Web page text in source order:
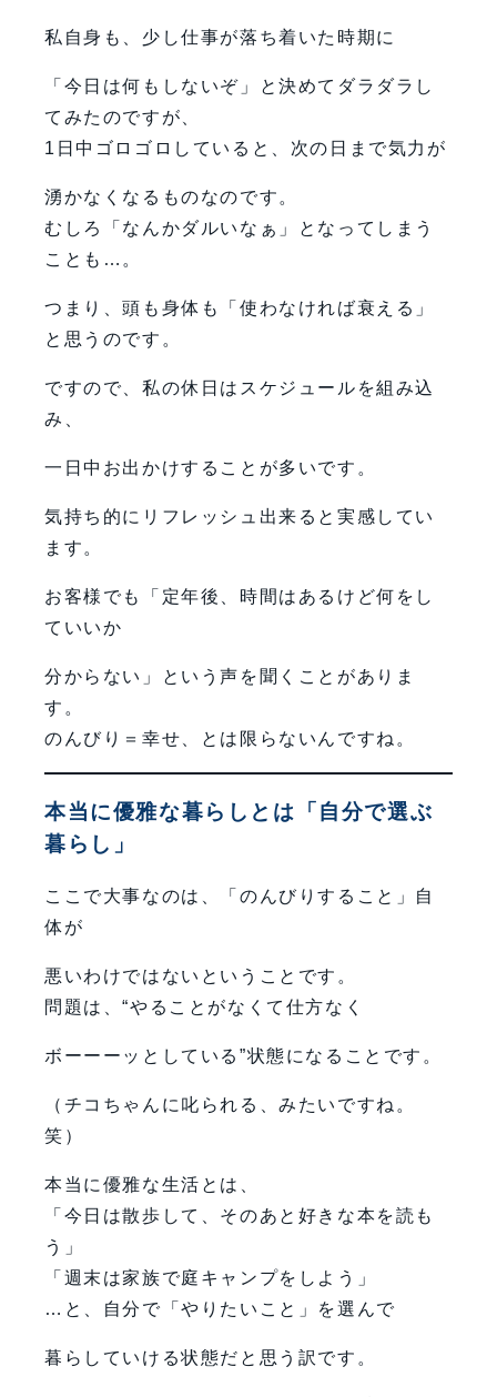
私自身も、少し仕事が落ち着いた時期に
「今日は何もしないぞ」と決めてダラダラし
てみたのですが、
1日中ゴロゴロしていると、次の日まで気力が
湧かなくなるものなのです。
むしろ「なんかダルいなぁ」となってしまう
ことも…。
つまり、頭も身体も「使わなければ衰える」
と思うのです。
ですので、私の休日はスケジュールを組み込
み、
一日中お出かけすることが多いです。
気持ち的にリフレッシュ出来ると実感してい
ます。
お客様でも「定年後、時間はあるけど何をし
ていいか
分からない」という声を聞くことがありま
す。
のんびり＝幸せ、とは限らないんですね。
本当に優雅な暮らしとは「自分で選ぶ
暮らし」
ここで大事なのは、「のんびりすること」自
体が
悪いわけではないということです。
問題は、“やることがなくて仕方なく
ボーーーッとしている”状態になることです。
（チコちゃんに叱られる、みたいですね。
笑）
本当に優雅な生活とは、
「今日は散歩して、そのあと好きな本を読も
う」
「週末は家族で庭キャンプをしよう」
…と、自分で「やりたいこと」を選んで
暮らしていける状態だと思う訳です。